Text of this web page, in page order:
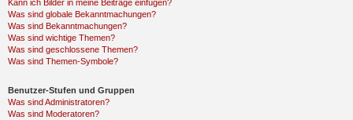
Kann ich Bilder in meine Beiträge einfügen?
Was sind globale Bekanntmachungen?
Was sind Bekanntmachungen?
Was sind wichtige Themen?
Was sind geschlossene Themen?
Was sind Themen-Symbole?
Benutzer-Stufen und Gruppen
Was sind Administratoren?
Was sind Moderatoren?